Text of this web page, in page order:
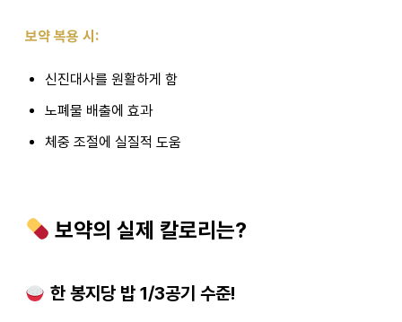
보약 복용 시:
신진대사를 원활하게 함
노폐물 배출에 효과
체중 조절에 실질적 도움
보약의 실제 칼로리는?
한 봉지당 밥 1/3공기 수준!